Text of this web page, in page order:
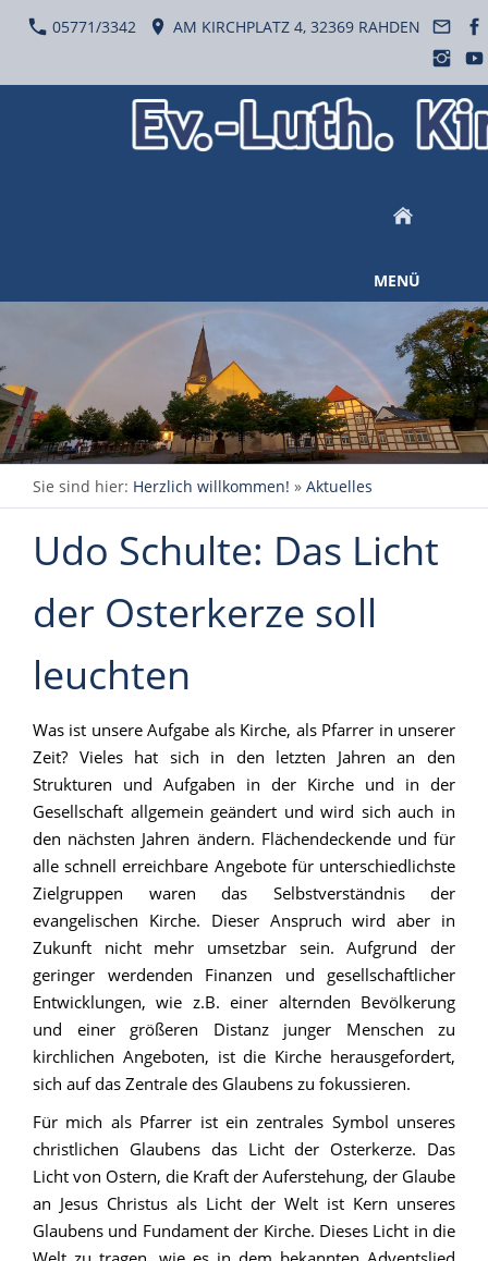
05771/3342 AM KIRCHPLATZ 4, 32369 RAHDEN
MENÜ
Sie sind hier: Herzlich willkommen! » Aktuelles
Udo Schulte: Das Licht
der Osterkerze soll
leuchten
Was ist unsere Aufgabe als Kirche, als Pfarrer in unserer
Zeit? Vieles hat sich in den letzten Jahren an den
Strukturen und Aufgaben in der Kirche und in der
Gesellschaft allgemein geändert und wird sich auch in
den nächsten Jahren ändern. Flächendeckende und für
alle schnell erreichbare Angebote für unterschiedlichste
Zielgruppen waren das Selbstverständnis der
evangelischen Kirche. Dieser Anspruch wird aber in
Zukunft nicht mehr umsetzbar sein. Aufgrund der
geringer werdenden Finanzen und gesellschaftlicher
Entwicklungen, wie z.B. einer alternden Bevölkerung
und einer größeren Distanz junger Menschen zu
kirchlichen Angeboten, ist die Kirche herausgefordert,
sich auf das Zentrale des Glaubens zu fokussieren.
Für mich als Pfarrer ist ein zentrales Symbol unseres
christlichen Glaubens das Licht der Osterkerze. Das
Licht von Ostern, die Kraft der Auferstehung, der Glaube
an Jesus Christus als Licht der Welt ist Kern unseres
Glaubens und Fundament der Kirche. Dieses Licht in die